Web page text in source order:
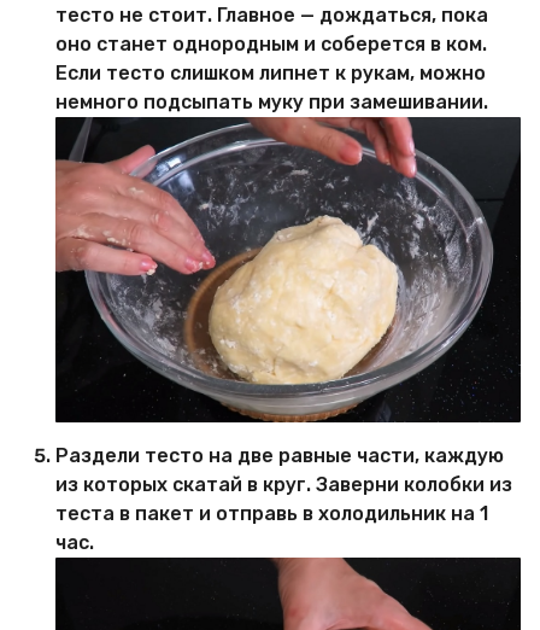
тесто не стоит. Главное — дождаться, пока
оно станет однородным и соберется в ком.
Если тесто слишком липнет к рукам, можно
немного подсыпать муку при замешивании.
Раздели тесто на две равные части, каждую
из которых скатай в круг. Заверни колобки из
теста в пакет и отправь в холодильник на 1
час.